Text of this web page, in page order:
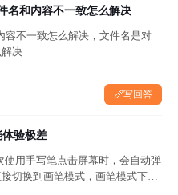
名和内容不一致怎么解决
容不一致怎么解决，文件名是对
决
写回答
体验极差
使用手写笔点击屏幕时，会自动弹
切换到画笔模式，画笔模式下，